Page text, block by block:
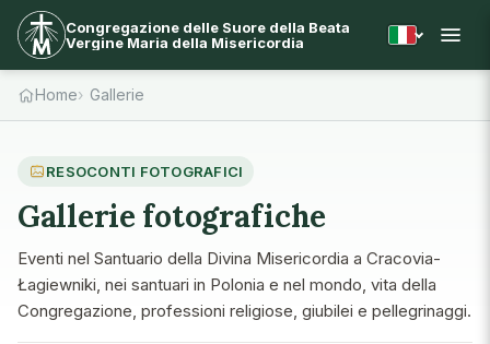
Congregazione delle Suore della Beata
Vergine Maria della Misericordia
Home Gallerie
RESOCONTI FOTOGRAFICI
Gallerie fotografiche
Eventi nel Santuario della Divina Misericordia a Cracovia-
Łagiewniki, nei santuari in Polonia e nel mondo, vita della
Congregazione, professioni religiose, giubilei e pellegrinaggi.